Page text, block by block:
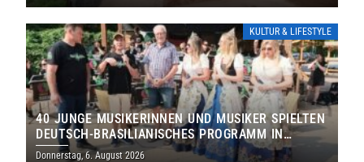
KULTUR & LIFESTYLE
40 JUNGE MUSIKERINNEN UND MUSIKER SPIELTEN
DEUTSCH-BRASILIANISCHES PROGRAMM IN
THOLEY
Donnerstag, 6. August 2026